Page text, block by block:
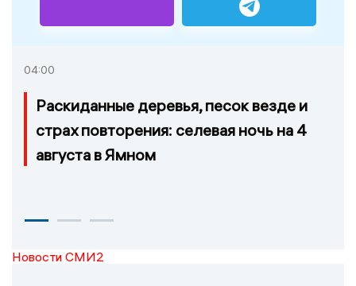
04:00
Раскиданные деревья, песок везде и
страх повторения: селевая ночь на 4
августа в Ямном
Новости СМИ2